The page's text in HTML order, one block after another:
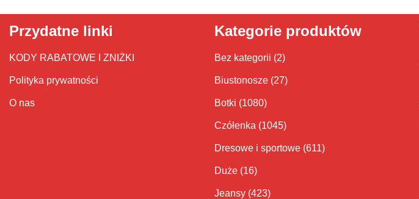
Przydatne linki
KODY RABATOWE I ZNIŻKI
Polityka prywatności
O nas
Kategorie produktów
Bez kategorii (2)
Biustonosze (27)
Botki (1080)
Czółenka (1045)
Dresowe i sportowe (611)
Duże (16)
Jeansy (423)